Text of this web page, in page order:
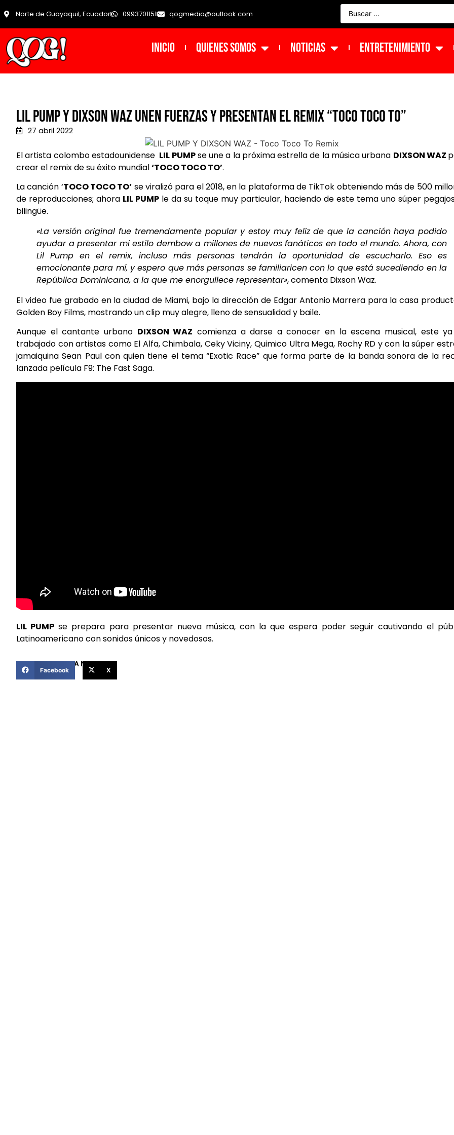
Norte de Guayaquil, Ecuador 0993701151 qogmedio@outlook.com
INICIO Quienes Somos NOTICIAS ENTRETENIMIENTO
Lil Pump y Dixson Waz unen fuerzas y presentan el remix “Toco Toco To”
27 abril 2022
El artista colombo estadounidense LIL PUMPse une a la próxima estrella de la música urbana DIXSON WAZ
crear el remix de su éxito mundial‘TOCO TOCO TO’.
La canción ‘TOCO TOCO TO’ se viralizó para el 2018, en la plataforma de TikTok obteniendo más de 500
de reproducciones; ahora LIL PUMP le da su toque muy particular, haciendo de este tema uno súper
bilingüe.
«La versión original fue tremendamente popular y estoy muy feliz de que la canción haya podido
ayudar a presentar mi estilo dembow a millones de nuevos fanáticos en todo el mundo. Ahora, con
Lil Pump en el remix, incluso más personas tendrán la oportunidad de escucharlo. Eso es
emocionante para mí, y espero que más personas se familiaricen con lo que está sucediendo en la
República Dominicana, a la que me enorgullece representar», comenta Dixson Waz.
El video fue grabado en la ciudad de Miami, bajo la dirección de Edgar Antonio Marrera para la casa
Golden Boy Films, mostrando un clip muy alegre, lleno de sensualidad y baile.
Aunque el cantante urbano DIXSON WAZ comienza a darse a conocer en la escena musical, este
trabajado con artistas como El Alfa, Chimbala, Ceky Viciny, Quimico Ultra Mega, Rochy RD y con la súper
jamaiquina Sean Paul con quien tiene el tema “Exotic Race” que forma parte de la banda sonora de la
lanzada película F9: The Fast Saga.
LIL PUMP se prepara para presentar nueva música, con la que espera poder seguir cautivando el
Latinoamericano con sonidos únicos y novedosos.
COMPARTIR ESTA NOTICIA
Facebook X